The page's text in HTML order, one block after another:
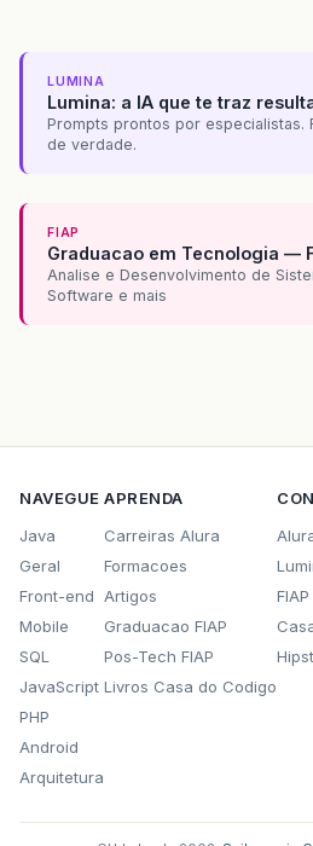
LUMINA
Lumina: a IA que te traz
Prompts prontos por especialistas.
de verdade.
FIAP
Graduacao em Tecnologia —
Analise e Desenvolvimento de
Software e mais
NAVEGUE
Java
Geral
Front-end
Mobile
SQL
JavaScript
PHP
Android
Arquitetura
APRENDA
Carreiras Alura
Formacoes
Artigos
Graduacao FIAP
Pos-Tech FIAP
Livros Casa do Codigo
FIAP